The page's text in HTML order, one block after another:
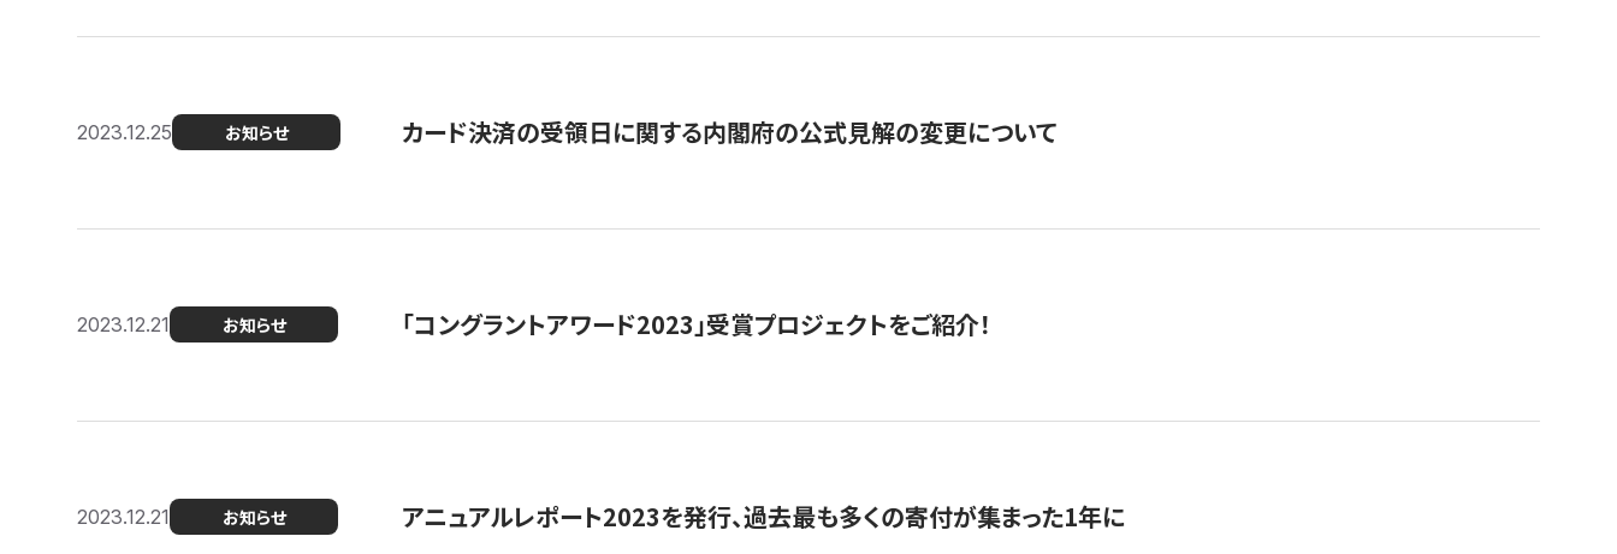
2023.12.25 お知らせ カード決済の受領日に関する内閣府の公式見解の変更について
2023.12.21 お知らせ 「コングラントアワード2023」受賞プロジェクトをご紹介！
2023.12.21 お知らせ アニュアルレポート2023を発行、過去最も多くの寄付が集まった1年に